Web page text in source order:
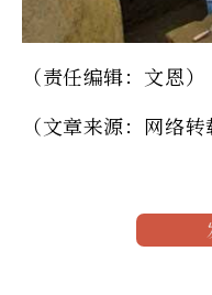
（责任编辑：文恩）
（文章来源：网络转